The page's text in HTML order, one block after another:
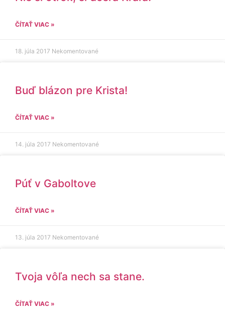
ČÍTAŤ VIAC »
18. júla 2017 Nekomentované
Buď blázon pre Krista!
ČÍTAŤ VIAC »
14. júla 2017 Nekomentované
Púť v Gaboltove
ČÍTAŤ VIAC »
13. júla 2017 Nekomentované
Tvoja vôľa nech sa stane.
ČÍTAŤ VIAC »